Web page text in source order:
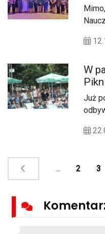
nią
W
Już
... 2 3